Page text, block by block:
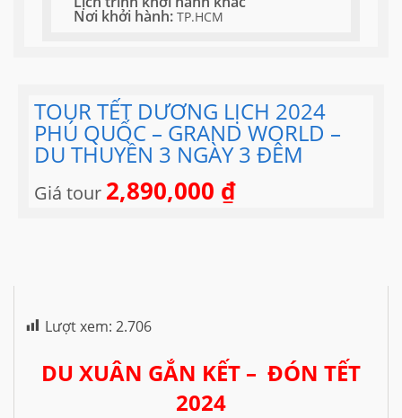
Nơi khởi hành: TP.HCM
TOUR TẾT DƯƠNG LỊCH 2024
PHÚ QUỐC – GRAND WORLD –
DU THUYỀN 3 NGÀY 3 ĐÊM
Giá tour 2,890,000 ₫
Lượt xem: 2.706
DU XUÂN GẮN KẾT – ĐÓN TẾT
2024